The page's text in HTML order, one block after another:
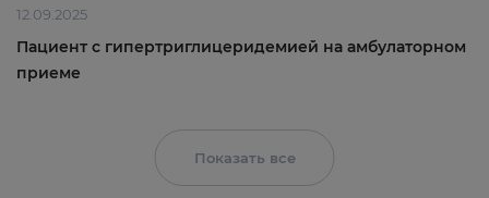
12.09.2025
Пациент с гипертриглицеридемией на амбулаторном
приеме
Показать все